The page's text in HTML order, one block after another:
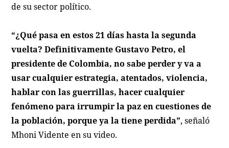
de su sector político.
“¿Qué pasa en estos 21 días hasta la segunda
vuelta? Definitivamente Gustavo Petro, el
presidente de Colombia, no sabe perder y va a
usar cualquier estrategia, atentados, violencia,
hablar con las guerrillas, hacer cualquier
fenómeno para irrumpir la paz en cuestiones de
la población, porque ya la tiene perdida”, señaló
Mhoni Vidente en su video.